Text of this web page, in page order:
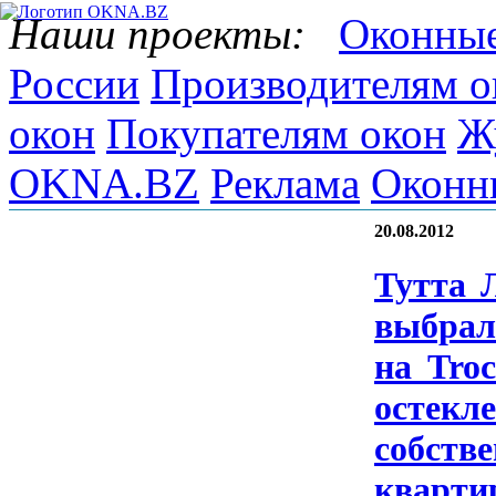
Наши проекты:
России Производителям
окон Покупателям окон
OKNA.BZ Реклама
20.08.2012
Тут­та
на